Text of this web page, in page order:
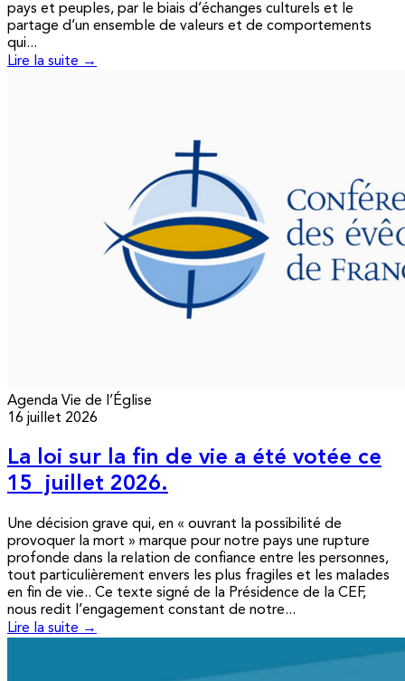
pays et peuples, par le biais d’échanges culturels et le
partage d’un ensemble de valeurs et de comportements
qui...
Lire la suite →
Agenda Vie de l’Église
16 juillet 2026
La loi sur la fin de vie a été votée ce
15 juillet 2026.
Une décision grave qui, en « ouvrant la possibilité de
provoquer la mort » marque pour notre pays une rupture
profonde dans la relation de confiance entre les personnes,
tout particulièrement envers les plus fragiles et les malades
en fin de vie.. Ce texte signé de la Présidence de la CEF,
nous redit l’engagement constant de notre...
Lire la suite →